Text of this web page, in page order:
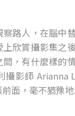
察路人，在腦中
上欣賞攝影集之
，有什麼樣的
攝影師 Arianna
面，毫不猶豫地